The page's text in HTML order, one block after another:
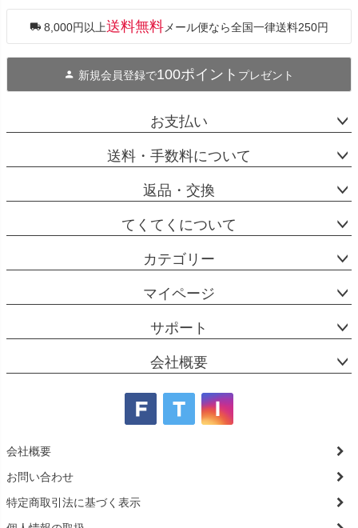
ジト
へ
8,000円以上送料無料メール便なら全国一律送料250円
新規会員登録で100ポイント プレゼント
お支払い
送料・手数料について
返品・交換
てくてくについて
カテゴリー
マイページ
サポート
会社概要
会社概要
お問い合わせ
特定商取引法に基づく表示